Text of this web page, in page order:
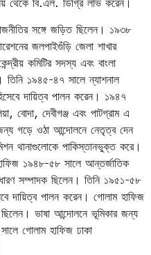
সঙ্গে জড়িত ছিলেন। ১৯৩৮
জলপাইগুঁড়ি জেলা শাখার
কমিটির সদস্য এবং বাংলা
তিনি ১৯৪৫-৪৭ সালে ন্যাশনাল
দায়িত্ব পালন করেন। ১৯৪৭
বোদা, দেবীগঞ্জ এবং পাটগ্রাম এ
জন্য গড়ে ওঠা আন্দোলনে নেতৃত্ব দেন
থানাগুলোকে পাকিস্তানভুক্ত করে।
১৯৪৮-৫৮ সালে আন্তর্জাতিক
সম্পাদক ছিলেন। তিনি ১৯৫১-৫৮
দায়িত্ব পালন করেন। গোলাম হাফিজ
ছিলেন। ভাষা আন্দোলনে ভূমিকার জন্য
গোলাম হাফিজ ঢাকা